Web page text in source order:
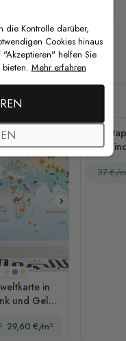
Mintgrün
Rosa
BlauGelb
in
und Gelb
29,60 €/m²
für
37 €/
die Kontrolle darüber,
Cookies hinaus
helfen Sie
Mehr erfahren